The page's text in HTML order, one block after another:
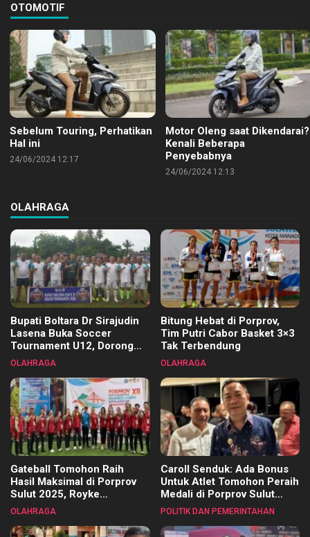
OTOMOTIF
Sebelum Touring, Perhatikan
Hal ini
24/06/2024 12:17
Motor Oleng saat Dikendarai?
Kenali Beberapa
Penyebabnya
24/06/2024 12:13
OLAHRAGA
Bupati Boltara Dr Sirajudin
Lasena Buka Soccer
Tournament U12, Dorong
Pembinaan Merata di Setiap
OLAHRAGA
Bitung Hebat di Porprov,
Tim Putri Cabor Basket 3×3
Tak Terbendung
OLAHRAGA
Gateball Tomohon Raih
Hasil Maksimal di Porprov
Sulut 2025, Royke
Tangkawarouw Ucapkan
OLAHRAGA
Caroll Senduk: Ada Bonus
Untuk Atlet Tomohon Peraih
Medali di Porprov Sulut
2025
POLITIK DAN PEMERINTAHAN